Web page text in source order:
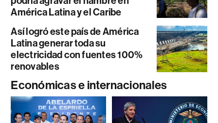
América Latina y el Caribe
Así logró este país de América
Latina generar toda su
electricidad con fuentes 100%
renovables
Económicas e internacionales